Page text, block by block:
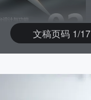
6
文稿页码 1/17